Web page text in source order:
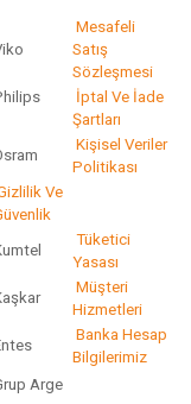
Mesafeli
Satış
Sözleşmesi
İptal Ve İade
Şartları
Kişisel Veriler
Politikası
Ve
Tüketici
Yasası
Müşteri
Hizmetleri
Banka Hesap
Bilgilerimiz
Arge